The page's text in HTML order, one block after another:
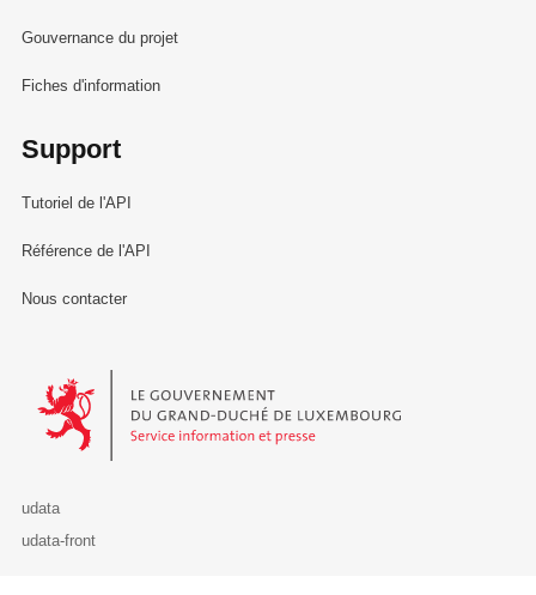
Gouvernance du projet
Fiches d'information
Support
Tutoriel de l'API
Référence de l'API
Nous contacter
Le Gouvernement du Grand-Duché de Luxembourg - Service
udata
udata-front